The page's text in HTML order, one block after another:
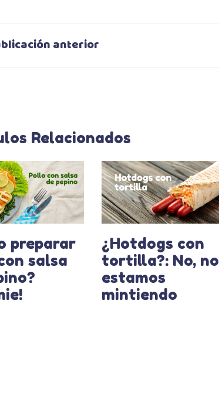
anterior
Relacionados
preparar
salsa
¿Hotdogs con
tortilla?: No, no
estamos
mintiendo